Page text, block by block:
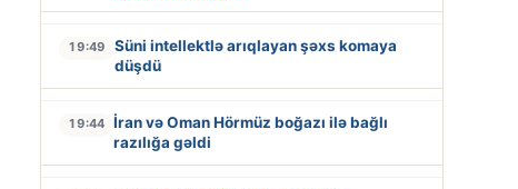
19:49
Süni intellektlə arıqlayan şəxs komaya
düşdü
19:44 İran və Oman Hörmüz boğazı ilə bağlı
razılığa gəldi